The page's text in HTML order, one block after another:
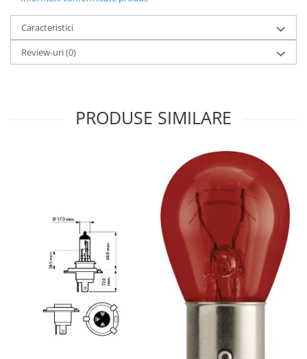
Caracteristici
Review-uri(0)
PRODUSE SIMILARE